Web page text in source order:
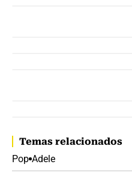
Temas relacionados
Pop Adele